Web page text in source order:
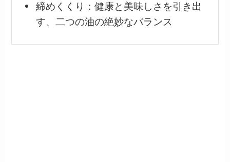
締めくくり：健康と美味しさを引き出
す、二つの油の絶妙なバランス